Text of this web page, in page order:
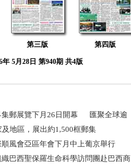
第三版 第四版
年 5月28日 第940期 共4版
集郵展覽下月26日開幕 匯聚全球逾
及地區，展出約1,500框郵集
風會亞區年會下月中上葡京舉行
巴西聖保羅生命科學訪問團赴巴西商